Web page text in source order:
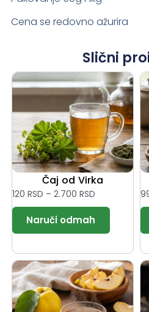
Cena se redovno ažurira
Slični
Čaj od Virka
120 RSD – 2.700 RSD